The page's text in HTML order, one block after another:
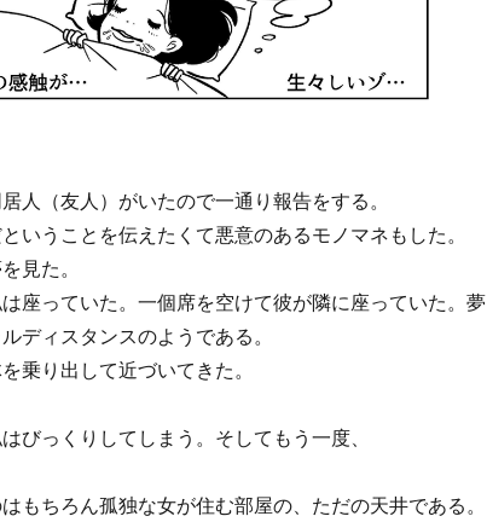
人（友人）がいたので一通り報告をする。
いうことを伝えたくて悪意のあるモノマネもした。
見た。
座っていた。一個席を空けて彼が隣に座っていた。夢
ディスタンスのようである。
乗り出して近づいてきた。
びっくりしてしまう。そしてもう一度、
もちろん孤独な女が住む部屋の、ただの天井である。